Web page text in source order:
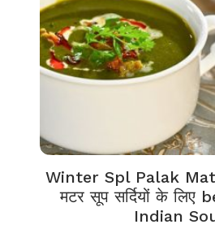
Winter Spl Palak
मटर सूप सर्दियों के
Indian